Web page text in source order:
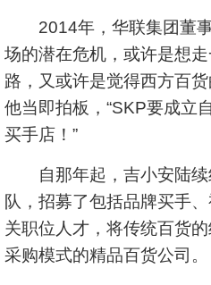
2014年，华联集团董事
场的潜在危机，或许是想
路，又或许是觉得西方百
他当即拍板，“SKP要成立
买手店！”
自那年起，吉小安陆续
队，招募了包括品牌买手
关职位人才，将传统百货
采购模式的精品百货公司。